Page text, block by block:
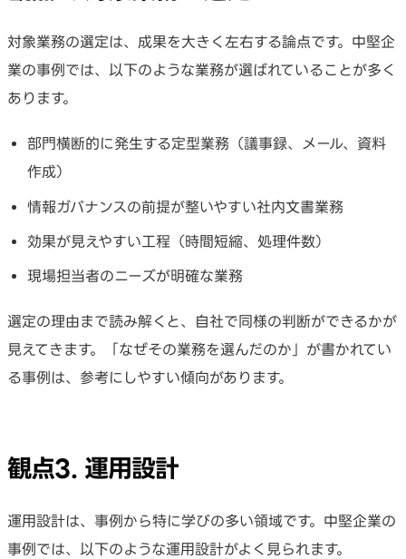
対象業務の選定は、成果を大きく左右する論点です。中堅企
業の事例では、以下のような業務が選ばれていることが多く
あります。
部門横断的に発生する定型業務（議事録、メール、資料
作成）
情報ガバナンスの前提が整いやすい社内文書業務
効果が見えやすい工程（時間短縮、処理件数）
現場担当者のニーズが明確な業務
選定の理由まで読み解くと、自社で同様の判断ができるかが
見えてきます。「なぜその業務を選んだのか」が書かれてい
る事例は、参考にしやすい傾向があります。
観点3. 運用設計
運用設計は、事例から特に学びの多い領域です。中堅企業の
事例では、以下のような運用設計がよく見られます。